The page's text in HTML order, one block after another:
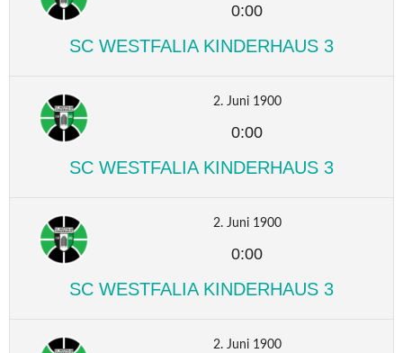
0:00
SC WESTFALIA KINDERHAUS 3
2. Juni 1900
0:00
SC WESTFALIA KINDERHAUS 3
2. Juni 1900
0:00
SC WESTFALIA KINDERHAUS 3
2. Juni 1900